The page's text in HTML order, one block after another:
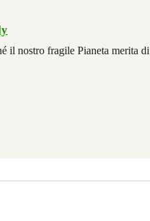
il nostro fragile Pianeta merita